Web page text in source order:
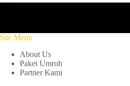
Site Menu
About Us
Paket Umroh
Partner Kami